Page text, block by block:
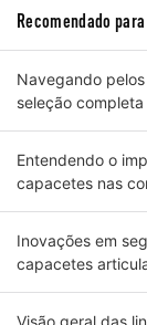
Recomendado
Navegando
seleção
Entendendo o
capacetes nas
Inovações em
capacetes